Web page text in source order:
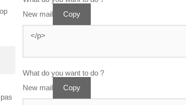
New mail
Copy
What do you want to do ?
New mail
Copy